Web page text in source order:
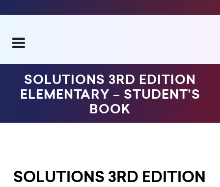
SOLUTIONS 3RD EDITION
ELEMENTARY – STUDENT’S
BOOK
SOLUTIONS 3RD EDITION